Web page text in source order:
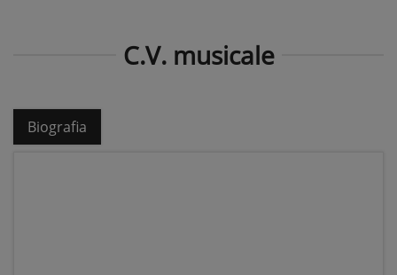
C.V. musicale
Biografia